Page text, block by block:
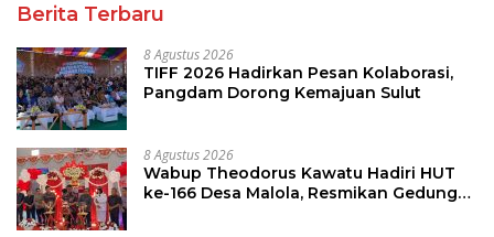
Berita Terbaru
8 Agustus 2026
TIFF 2026 Hadirkan Pesan Kolaborasi,
Pangdam Dorong Kemajuan Sulut
8 Agustus 2026
Wabup Theodorus Kawatu Hadiri HUT
ke-166 Desa Malola, Resmikan Gedung